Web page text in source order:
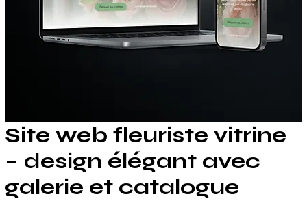
Site web fleuriste vitrine
– design élégant avec
galerie et catalogue